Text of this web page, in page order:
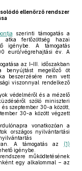
ellenőrző rendszer
szerinti támogatás a
atka fertőzöttség hazai
igénybe. A támogatás
euró/végrehajtási év. A
az I–III. időszakban
benyújtást megelőző öt
beszerzésére nem vett
viszonnyal rendelkező
védelméről és a mézelő
szóló miniszteri
szeptember 30-a között,
30-a között végzett
vonatkozóan a
országos nyilvántartási
A támogatás az (1)
igénybe.
működtetésének
egy alkalommal – az